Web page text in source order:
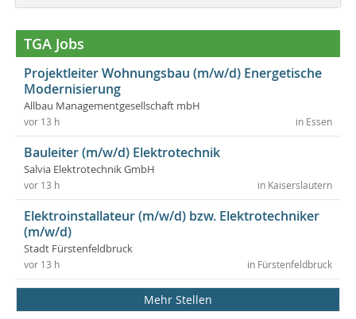
TGA Jobs
Projektleiter Wohnungsbau (m/w/d) Energetische
Modernisierung
Allbau Managementgesellschaft mbH
in Essen
vor 13 h
Bauleiter (m/w/d) Elektrotechnik
Salvia Elektrotechnik GmbH
in Kaiserslautern
vor 13 h
Elektroinstallateur (m/w/d) bzw. Elektrotechniker
(m/w/d)
Stadt Fürstenfeldbruck
in Fürstenfeldbruck
vor 13 h
Mehr Stellen